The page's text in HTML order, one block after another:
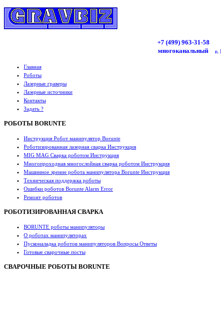
+7 (499) 963-31-58
многоканальный
г.
Главная
Роботы
Лазерные граверы
Лазерные источники
Контакты
Задать ?
РОБОТЫ BORUNTE
Инструкция Робот манипулятор Borunte
Роботизированная лазерная сварка Инструкция
MIG MAG Сварка роботом Инструкция
Многопроходная многослойная сварка роботом Инструкция
Машинное зрение робота манипулятора Borunte Инструкция
Техническая поддержка роботы
Ошибки роботов Borunte Alarm Error
Ремонт роботов
РОБОТИЗИРОВАННАЯ СВАРКА
BORUNTE роботы манипуляторы
О роботах манипуляторах
Пусконаладка роботов манипуляторов Вопросы Ответы
Готовые сварочные посты
СВАРОЧНЫЕ РОБОТЫ BORUNTE